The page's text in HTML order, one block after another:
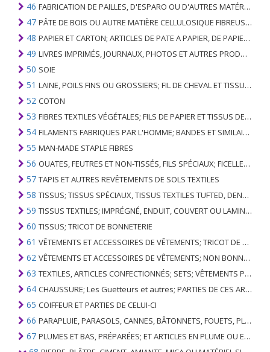
46 FABRICATION DE PAILLES, D'ESPARO OU D'AUTRES MATÉRIAUX DE COULÉE; BASKETWARE ET WICKERWORK
47 PÂTE DE BOIS OU AUTRE MATIÈRE CELLULOSIQUE FIBREUSE; PAPIER OU CARTON RÉCUPÉRÉ (DÉCHETS ET DÉCHETS)
48 PAPIER ET CARTON; ARTICLES DE PATE A PAPIER, DE PAPIER OU DE CARTON
49 LIVRES IMPRIMÉS, JOURNAUX, PHOTOS ET AUTRES PRODUITS DE L'INDUSTRIE DE L'IMPRIMERIE; MANUSCRITS, TYPESCRIPTS ET PLANS
50 SOIE
51 LAINE, POILS FINS OU GROSSIERS; FIL DE CHEVAL ET TISSU TISSÉ
52 COTON
53 FIBRES TEXTILES VÉGÉTALES; FILS DE PAPIER ET TISSUS DE FILS DE PAPIER
54 FILAMENTS FABRIQUES PAR L'HOMME; BANDES ET SIMILAIRES DE MATIERES TEXTILES SYNTHETIQUES
55 MAN-MADE STAPLE FIBRES
56 OUATES, FEUTRES ET NON-TISSÉS, FILS SPÉCIAUX; FICELLES, CORDES, CORDES, CÂBLES ET ARTICLES ASSOCIÉS
57 TAPIS ET AUTRES REVÊTEMENTS DE SOLS TEXTILES
58 TISSUS; TISSUS SPÉCIAUX, TISSUS TEXTILES TUFTED, DENTELLE, TAPISSERIES, GARNITURES, BRODERIES
59 TISSUS TEXTILES; IMPRÉGNÉ, ENDUIT, COUVERT OU LAMINÉ; ARTICLES TEXTILES D'UN TYPE ADAPTÉ À L'USAGE INDUSTRIEL
60 TISSUS; TRICOT DE BONNETERIE
61 VÊTEMENTS ET ACCESSOIRES DE VÊTEMENTS; TRICOT DE BONNETERIE
62 VÊTEMENTS ET ACCESSOIRES DE VÊTEMENTS; NON BONNETERIE
63 TEXTILES, ARTICLES CONFECTIONNÉS; SETS; VÊTEMENTS PORTÉS ET ARTICLES TEXTILES USÉS; RAGS
64 CHAUSSURE; Les Guetteurs et autres; PARTIES DE CES ARTICLES
65 COIFFEUR ET PARTIES DE CELUI-CI
66 PARAPLUIE, PARASOLS, CANNES, BÂTONNETS, FOUETS, PLANTES DE CONDUITE; ET LEURS PARTIES
67 PLUMES ET BAS, PRÉPARÉES; ET ARTICLES EN PLUME OU EN BAS; FLEURS ARTIFICIELLES; ARTICLES DE CHEVEUX HUMAINS